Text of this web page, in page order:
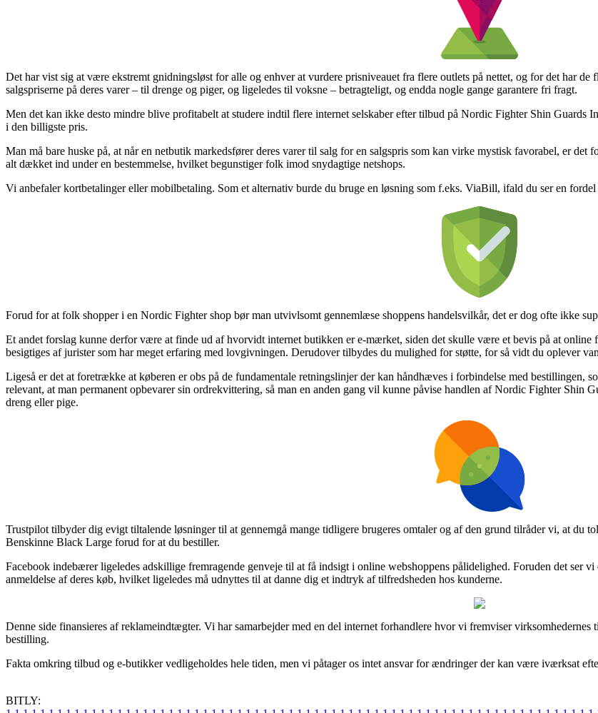
Det har vist sig at være ekstremt gnidningsløst for alle og enhver at vurdere prisniveauet fra flere outlets på nettet, og for det har
salgspriserne på deres varer – til drenge og piger, og ligeledes til voksne – betragteligt, og endda nogle gange garantere fri fragt.
Men det kan ikke desto mindre blive profitabelt at studere indtil flere internet selskaber efter tilbud på Nordic Fighter Shin
i den billigste pris.
Man må bare huske på, at når en netbutik markedsfører deres varer til salg for en salgspris som kan virke mystisk favorabel, er
alt dækket ind under en bestemmelse, hvilket begunstiger folk imod snydagtige netshops.
Vi anbefaler kortbetalinger eller mobilbetaling. Som et alternativ burde du bruge en løsning som f.eks. ViaBill, ifald du ser en fordel
Forud for at folk shopper i en Nordic Fighter shop bør man utvivlsomt gennemlæse shoppens handelsvilkår, det er dog ofte ikke
Et andet forslag kunne derfor være at finde ud af hvorvidt internet butikken er e-mærket, siden det skulle være et bevis på at
besigtiges af jurister som har meget erfaring med lovgivningen. Derudover tilbydes du mulighed for støtte, for så vidt du oplever
Ligeså er det at foretrække at køberen er obs på de fundamentale retningslinjer der kan håndhæves i forbindelse med
relevant, at man permanent opbevarer sin ordrekvittering, så man en anden gang vil kunne påvise handlen af Nordic Fighter Shin
dreng eller pige.
Trustpilot tilbyder dig evigt tiltalende løsninger til at gennemgå mange tidligere brugeres omtaler og af den grund tilråder vi, at du
Benskinne Black Large forud for at du bestiller.
Facebook indebærer ligeledes adskillige fremragende genveje til at få indsigt i online webshoppens pålidelighed. Foruden det ser
anmeldelse af deres køb, hvilket ligeledes må udnyttes til at danne dig et indtryk af tilfredsheden hos kunderne.
Denne side finansieres af reklameindtægter. Vi har samarbejder med en del internet forhandlere hvor vi fremviser
bestilling.
Fakta omkring tilbud og e-butikker vedligeholdes hele tiden, men vi påtager os intet ansvar for ændringer der kan være iværksat
BITLY: